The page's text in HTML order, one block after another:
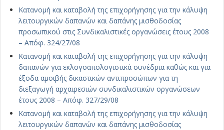
Κατανομή και καταβολή της επιχορήγησης για την κάλυψη
λειτουργικών δαπανών και δαπάνης μισθοδοσίας
προσωπικού στις Συνδικαλιστικές οργανώσεις έτους 2008
– Απόφ. 324/27/08
Κατανομή και καταβολή της επιχορήγησης για την κάλυψη
δαπανών για εκλογοαπολογιστικά συνέδρια καθώς και για
έξοδα αμοιβής δικαστικών αντιπροσώπων για τη
διεξαγωγή αρχαιρεσιών συνδικαλιστικών οργανώσεων
έτους 2008 – Απόφ. 327/29/08
Κατανομή και καταβολή της επιχορήγησης για την κάλυψη
λειτουργικών δαπανών και δαπάνης μισθοδοσίας